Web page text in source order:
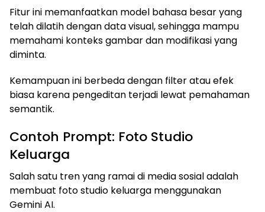
Fitur ini memanfaatkan model bahasa besar yang
telah dilatih dengan data visual, sehingga mampu
memahami konteks gambar dan modifikasi yang
diminta.
Kemampuan ini berbeda dengan filter atau efek
biasa karena pengeditan terjadi lewat pemahaman
semantik.
Contoh Prompt: Foto Studio
Keluarga
Salah satu tren yang ramai di media sosial adalah
membuat foto studio keluarga menggunakan
Gemini AI.